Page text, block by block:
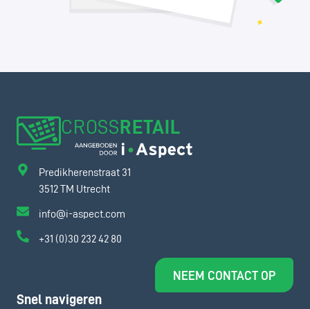
CROSSRETAIL
Predikherenstraat 31
3512 TM Utrecht
info@i-aspect.com
+31 (0)30 232 42 80
NEEM CONTACT OP
Snel navigeren